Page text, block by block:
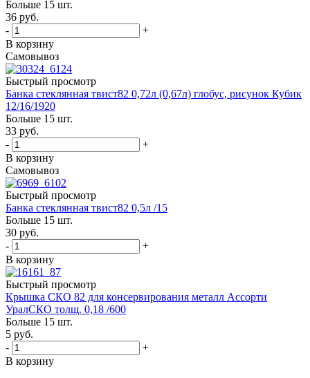
Больше 15 шт.
36 руб.
-
+
В корзину
Самовывоз
Быстрый просмотр
Банка стеклянная твист82 0,72л (0,67л) глобус, рисунок Кубик
12/16/1920
Больше 15 шт.
33 руб.
-
+
В корзину
Самовывоз
Быстрый просмотр
Банка стеклянная твист82 0,5л /15
Больше 15 шт.
30 руб.
-
+
В корзину
Быстрый просмотр
Крышка СКО 82 для консервирования металл Ассорти
УралСКО толщ. 0,18 /600
Больше 15 шт.
5 руб.
-
+
В корзину